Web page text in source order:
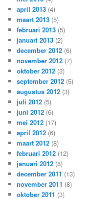
april 2013 (4)
maart 2013 (5)
februari 2013 (5)
januari 2013 (2)
december 2012 (6)
november 2012 (7)
oktober 2012 (3)
september 2012 (5)
augustus 2012 (3)
juli 2012 (5)
juni 2012 (6)
mei 2012 (17)
april 2012 (6)
maart 2012 (8)
februari 2012 (12)
januari 2012 (8)
december 2011 (13)
november 2011 (8)
oktober 2011 (3)